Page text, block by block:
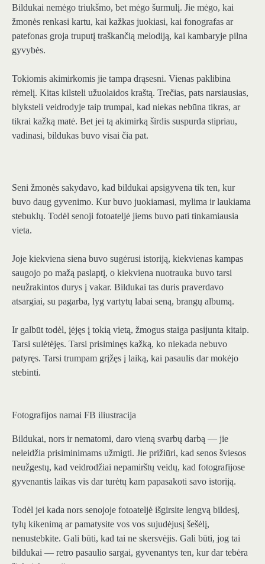
Bildukai nemėgo triukšmo, bet mėgo šurmulį. Jie mėgo, kai
žmonės renkasi kartu, kai kažkas juokiasi, kai fonografas ar
patefonas groja truputį traškančią melodiją, kai kambaryje pilna
gyvybės.
Tokiomis akimirkomis jie tampa drąsesni. Vienas paklibina
rėmelį. Kitas kilsteli užuolaidos kraštą. Trečias, pats narsiausias,
blyksteli veidrodyje taip trumpai, kad niekas nebūna tikras, ar
tikrai kažką matė. Bet jei tą akimirką širdis suspurda stipriau,
vadinasi, bildukas buvo visai čia pat.
Seni žmonės sakydavo, kad bildukai apsigyvena tik ten, kur
buvo daug gyvenimo. Kur buvo juokiamasi, mylima ir laukiama
stebuklų. Todėl senoji fotoateljė jiems buvo pati tinkamiausia
vieta.
Joje kiekviena siena buvo sugėrusi istoriją, kiekvienas kampas
saugojo po mažą paslaptį, o kiekviena nuotrauka buvo tarsi
neužrakintos durys į vakar. Bildukai tas duris praverdavo
atsargiai, su pagarba, lyg vartytų labai seną, brangų albumą.
Ir galbūt todėl, įėjęs į tokią vietą, žmogus staiga pasijunta kitaip.
Tarsi sulėtėjęs. Tarsi prisiminęs kažką, ko niekada nebuvo
patyręs. Tarsi trumpam grįžęs į laiką, kai pasaulis dar mokėjo
stebinti.
Fotografijos namai FB iliustracija
Bildukai, nors ir nematomi, daro vieną svarbų darbą — jie
neleidžia prisiminimams užmigti. Jie prižiūri, kad senos šviesos
neužgestų, kad veidrodžiai nepamirštų veidų, kad fotografijose
gyvenantis laikas vis dar turėtų kam papasakoti savo istoriją.
Todėl jei kada nors senojoje fotoateljė išgirsite lengvą bildesį,
tylų kikenimą ar pamatysite vos vos sujudėjusį šešėlį,
nenustebkite. Gali būti, kad tai ne skersvėjis. Gali būti, jog tai
bildukai — retro pasaulio sargai, gyvenantys ten, kur dar tebėra